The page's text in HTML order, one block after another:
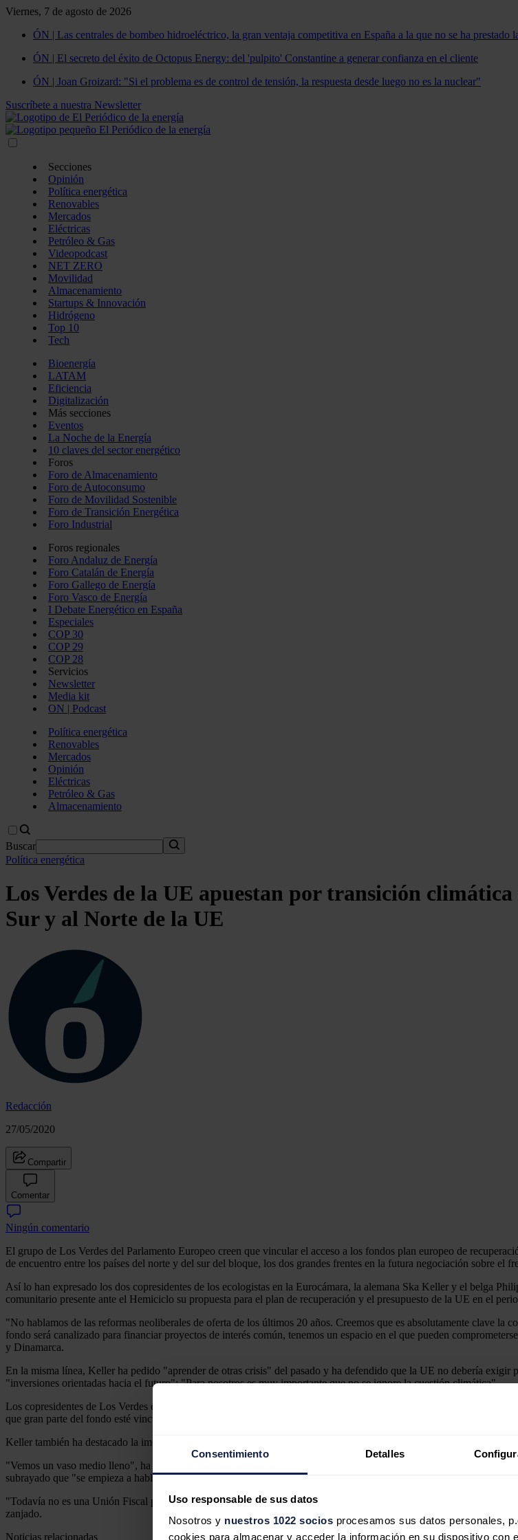
Consentimiento Detalles
Uso responsable de sus datos
Nosotros y nuestros 1022 socios procesamos sus datos personales,
cookies para almacenar y acceder la información en su dispositivo con
Viernes, 7 de agosto de 2026
ÓN | Las centrales de bombeo hidroeléctrico, la gran ventaja competitiva en España a la que no se ha prestado
ÓN | El secreto del éxito de Octopus Energy: del 'pulpito' Constantine a generar confianza en el cliente
ÓN | Joan Groizard: "Si el problema es de control de tensión, la respuesta desde luego no es la nuclear"
Suscríbete a nuestra Newsletter
Secciones
Opinión
Política energética
Renovables
Mercados
Eléctricas
Petróleo & Gas
Videopodcast
NET ZERO
Movilidad
Almacenamiento
Startups & Innovación
Hidrógeno
Top 10
Tech
Bioenergía
LATAM
Eficiencia
Digitalización
Más secciones
Eventos
La Noche de la Energía
10 claves del sector energético
Foros
Foro de Almacenamiento
Foro de Autoconsumo
Foro de Movilidad Sostenible
Foro de Transición Energética
Foro Industrial
Foros regionales
Foro Andaluz de Energía
Foro Catalán de Energía
Foro Gallego de Energía
Foro Vasco de Energía
I Debate Energético en España
Especiales
COP 30
COP 29
COP 28
Servicios
Newsletter
Media kit
ON | Podcast
Política energética
Renovables
Mercados
Opinión
Eléctricas
Petróleo & Gas
Almacenamiento
Buscar
Política energética
Los Verdes de la UE apuestan por transición
Sur y al Norte de la UE
Redacción
27/05/2020
Compartir
Comentar
Ningún comentario
El grupo de Los Verdes del Parlamento Europeo creen que vincular el acceso a los fondos plan europeo de
de encuentro entre los países del norte y del sur del bloque, los dos grandes frentes en la futura negociación sobre el
Así lo han expresado los dos copresidentes de los ecologistas en la Eurocámara, la alemana Ska Keller y el belga
comunitario presente ante el Hemiciclo su propuesta para el plan de recuperación y el presupuesto de la UE en el
"No hablamos de las reformas neoliberales de oferta de los últimos 20 años. Creemos que es absolutamente clave
fondo será canalizado para financiar proyectos de interés común, tenemos un espacio en el que pueden
y Dinamarca.
En la misma línea, Keller ha pedido "aprender de otras crisis" del pasado y ha defendido que la UE no debería
"inversiones orientadas hacia el futuro": "Para nosotros es muy importante que no se ignore la cuestión climática".
Los copresidentes de Los Verdes en el Parlamento Europeo han recalcado que la propuesta de Von der Leyen irá
que gran parte del fondo esté vinculado al Semestre Europeo, un procedimiento económico en el que la Eurocámara
Keller también ha destacado la importancia de que la mayoría del dinero se traslade a los gobiernos en forma de
"Vemos un vaso medio lleno", ha explicad Lamberts, quien confía en que Bruselas apoye su propuesta en las líneas
subrayado que "se empieza a hablar de cifras con una relevancia macroeconómica" que no existía hasta ahora.
"Todavía no es una Unión Fiscal porque estará limitado en el tiempo y en tamaño, pero crea un precedente muy
zanjado.
Noticias relacionadas